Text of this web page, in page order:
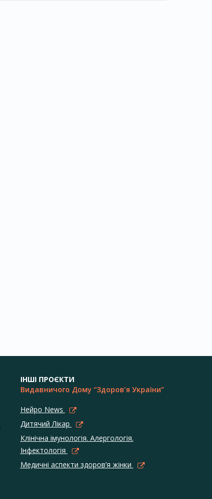
ІНШІ ПРОЄКТИ
Видавничого Дому “Здоров’я України”
Нейро News
Дитячий Лікар
Клінічна імунологія. Алергологія.
Інфектологія
Медичні аспекти здоров’я жінки